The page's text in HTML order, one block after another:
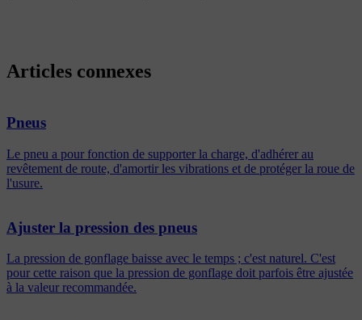
Articles connexes
Pneus
Le pneu a pour fonction de supporter la charge, d'adhérer au
revêtement de route, d'amortir les vibrations et de protéger la roue de
l'usure.
Ajuster la pression des pneus
La pression de gonflage baisse avec le temps ; c'est naturel. C'est
pour cette raison que la pression de gonflage doit parfois être ajustée
à la valeur recommandée.